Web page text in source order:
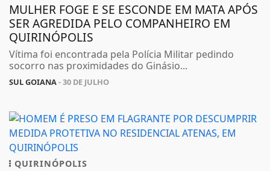
MULHER FOGE E SE ESCONDE EM MATA APÓS
SER AGREDIDA PELO COMPANHEIRO EM
QUIRINÓPOLIS
Vítima foi encontrada pela Polícia Militar pedindo
socorro nas proximidades do Ginásio...
SUL GOIANA- 30 DE JULHO
QUIRINÓPOLIS